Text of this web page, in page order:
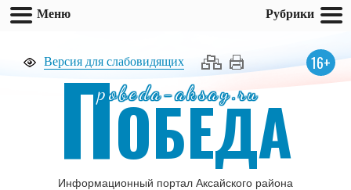
Версия для слабовидящих 16+
pobeda-aksay.ru
ПОБЕДА
Информационный портал Аксайского района
Меню Рубрики